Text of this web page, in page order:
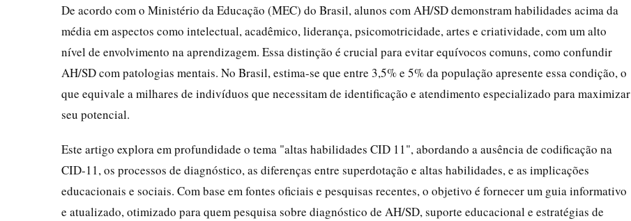
De acordo com o Ministério da Educação (MEC) do Brasil, alunos com AH/SD demonstram habilidades acima da
média em aspectos como intelectual, acadêmico, liderança, psicomotricidade, artes e criatividade, com um alto
nível de envolvimento na aprendizagem. Essa distinção é crucial para evitar equívocos comuns, como confundir
AH/SD com patologias mentais. No Brasil, estima-se que entre 3,5% e 5% da população apresente essa condição, o
que equivale a milhares de indivíduos que necessitam de identificação e atendimento especializado para maximizar
seu potencial.
Este artigo explora em profundidade o tema "altas habilidades CID 11", abordando a ausência de codificação na
CID-11, os processos de diagnóstico, as diferenças entre superdotação e altas habilidades, e as implicações
educacionais e sociais. Com base em fontes oficiais e pesquisas recentes, o objetivo é fornecer um guia informativo
e atualizado, otimizado para quem pesquisa sobre diagnóstico de AH/SD, suporte educacional e estratégias de